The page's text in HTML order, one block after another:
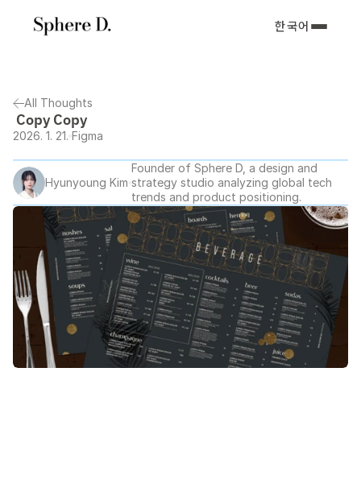
한국어
All Thoughts
Copy Copy
2026. 1. 21. Figma
Hyunyoung Kim
Founder of Sphere D, a design and
strategy studio analyzing global tech
trends and product positioning.